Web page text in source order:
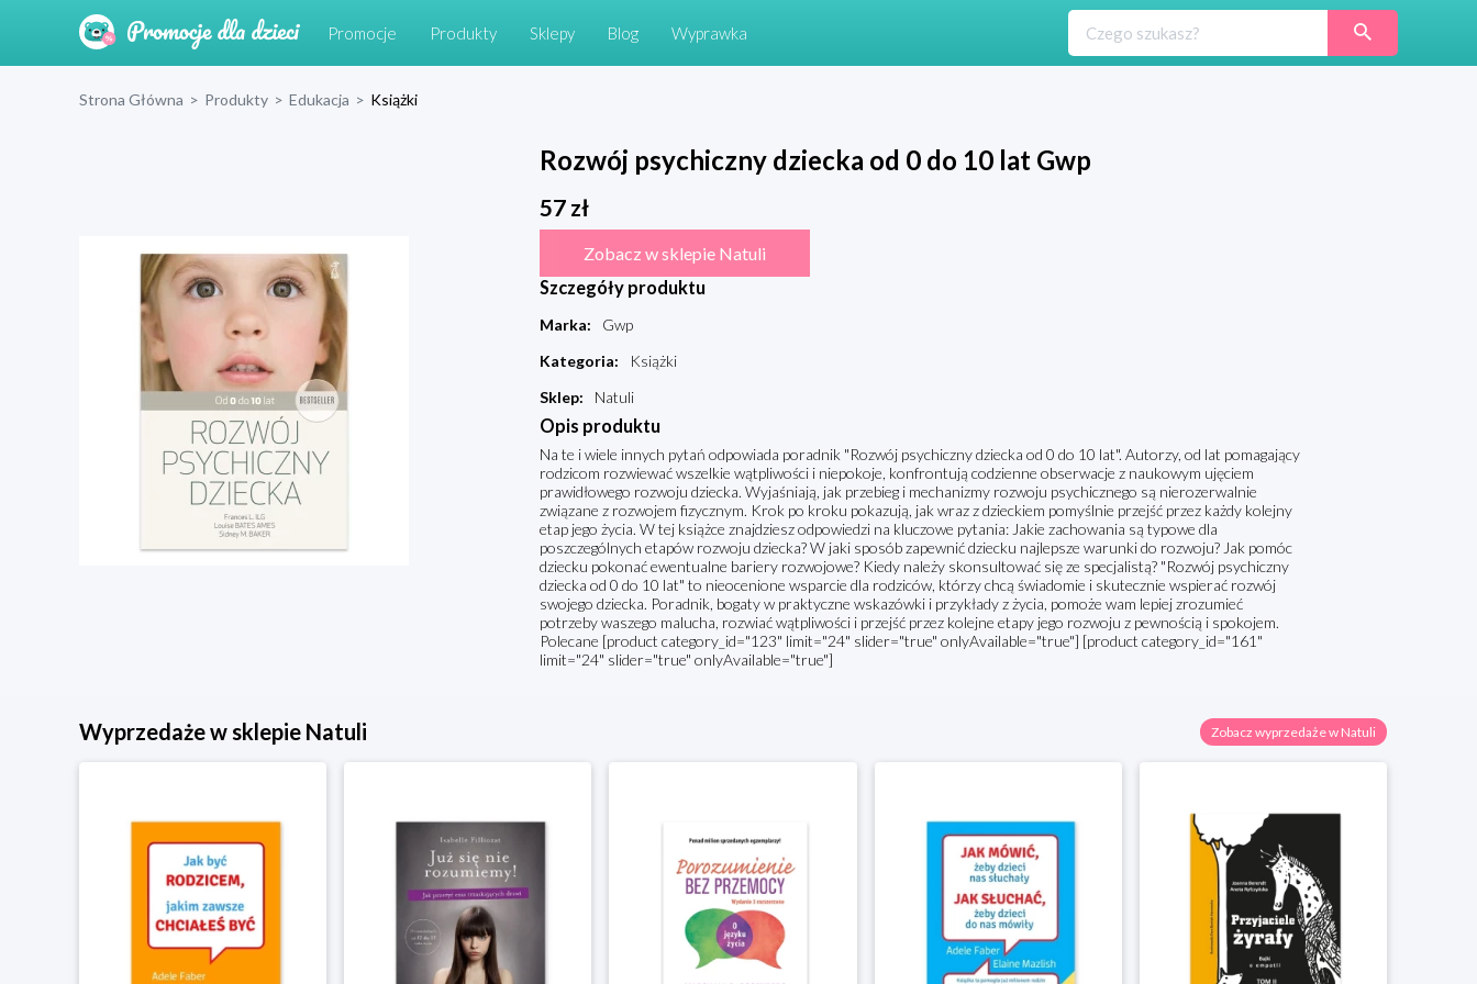
Promocje Produkty Sklepy Blog Wyprawka
Strona Główna > Produkty > Edukacja > Książki
Rozwój psychiczny dziecka od 0 do 10 lat Gwp
57zł
Zobacz w sklepie Natuli
Szczegóły produktu
Marka:
Gwp
Kategoria:
Książki
Sklep: Natuli
Opis produktu
Na te i wiele innych pytań odpowiada poradnik "Rozwój psychiczny dziecka od 0 do 10 lat". Autorzy, od lat pomagający
rodzicom rozwiewać wszelkie wątpliwości i niepokoje, konfrontują codzienne obserwacje z naukowym ujęciem
prawidłowego rozwoju dziecka. Wyjaśniają, jak przebieg i mechanizmy rozwoju psychicznego są nierozerwalnie
związane z rozwojem fizycznym. Krok po kroku pokazują, jak wraz z dzieckiem pomyślnie przejść przez każdy kolejny
etap jego życia. W tej książce znajdziesz odpowiedzi na kluczowe pytania: Jakie zachowania są typowe dla
poszczególnych etapów rozwoju dziecka? W jaki sposób zapewnić dziecku najlepsze warunki do rozwoju? Jak pomóc
dziecku pokonać ewentualne bariery rozwojowe? Kiedy należy skonsultować się ze specjalistą? "Rozwój psychiczny
dziecka od 0 do 10 lat" to nieocenione wsparcie dla rodziców, którzy chcą świadomie i skutecznie wspierać rozwój
swojego dziecka. Poradnik, bogaty w praktyczne wskazówki i przykłady z życia, pomoże wam lepiej zrozumieć
potrzeby waszego malucha, rozwiać wątpliwości i przejść przez kolejne etapy jego rozwoju z pewnością i spokojem.
Polecane [product category_id="123" limit="24" slider="true" onlyAvailable="true"] [product category_id="161"
limit="24" slider="true" onlyAvailable="true"]
Wyprzedaże w sklepie Natuli Zobacz wyprzedaże w Natuli